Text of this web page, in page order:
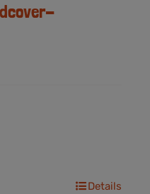
Details